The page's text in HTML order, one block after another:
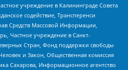
учреждение в Калининграде Совета
содействие, Трансперенси
Средств Массовой Информации,
Частное учреждение в Санкт-
Стран, Фонд поддержки свободы
и Закон, Общественная комиссия
Сахарова, Информационное агентство